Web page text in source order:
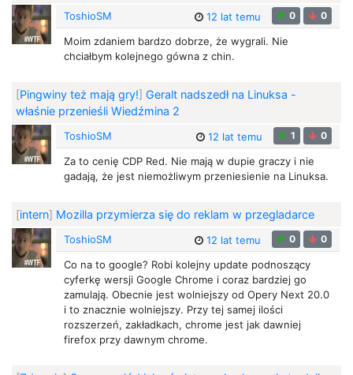
ToshioSM 12 lat temu 0 0
Moim zdaniem bardzo dobrze, że wygrali. Nie
chciałbym kolejnego gówna z chin.
[Pingwiny też mają gry!] Geralt nadszedł na Linuksa -
właśnie przenieśli Wiedźmina 2
ToshioSM 12 lat temu 1 0
Za to cenię CDP Red. Nie mają w dupie graczy i nie
gadają, że jest niemożliwym przeniesienie na Linuksa.
[intern] Mozilla przymierza się do reklam w przegladarce
ToshioSM 12 lat temu 0 0
Co na to google? Robi kolejny update podnoszący
cyferkę wersji Google Chrome i coraz bardziej go
zamulają. Obecnie jest wolniejszy od Opery Next 20.0
i to znacznie wolniejszy. Przy tej samej ilości
rozszerzeń, zakładkach, chrome jest jak dawniej
firefox przy dawnym chrome.